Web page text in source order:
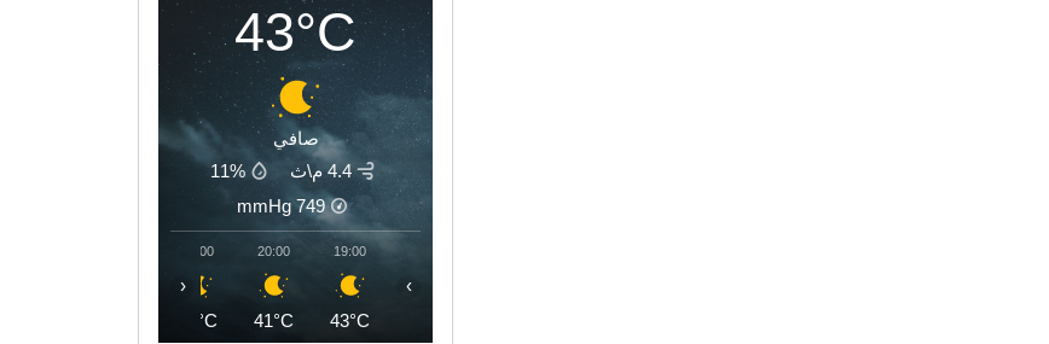
43°C
صافي
4.4 م\ث
11%
749
mmHg
19:00
43°C
20:00
41°C
21:00
40°C
‹ ›